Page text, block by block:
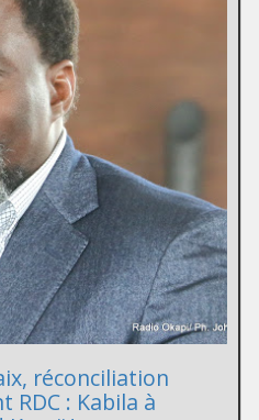
réconciliation
RDC : Kabila à